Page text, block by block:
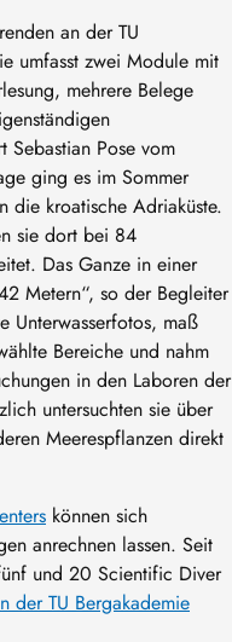
an der TU
umfasst zwei Module mit
mehrere Belege
Sebastian Pose vom
ging es im Sommer
kroatische Adriaküste.
sie dort bei 84
Das Ganze in einer
Metern“, so der Begleiter
Unterwasserfotos, maß
Bereiche und nahm
in den Laboren der
untersuchten sie über
Meerespflanzen direkt
können sich
anrechnen lassen. Seit
und 20 Scientific Diver
der TU Bergakademie